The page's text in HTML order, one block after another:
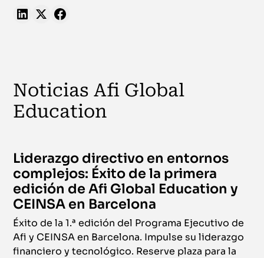
Noticias Afi Global
Education
Liderazgo directivo en entornos
complejos: Éxito de la primera
edición de Afi Global Education y
CEINSA en Barcelona
Éxito de la 1.ª edición del Programa Ejecutivo de
Afi y CEINSA en Barcelona. Impulse su liderazgo
financiero y tecnológico. Reserve plaza para la